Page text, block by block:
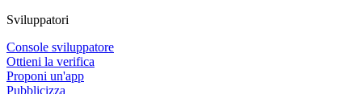
Sviluppatori
Console sviluppatore
Ottieni la verifica
Proponi un'app
Pubblicizza